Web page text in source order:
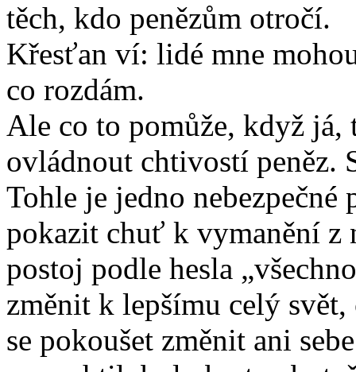
těch, kdo penězům otročí.
Křesťan ví: lidé mne
co rozdám.
Ale co to pomůže, když já,
ovládnout chtivostí peněz.
Tohle je jedno nebezpečné
pokazit chuť k vymanění z
postoj podle hesla
změnit k lepšímu celý
se pokoušet změnit ani